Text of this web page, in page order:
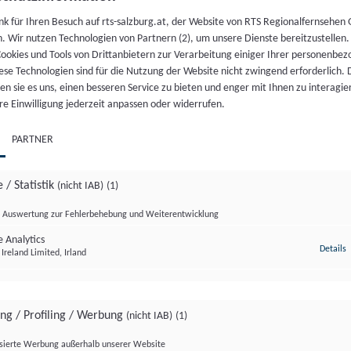
S2/Folge3
Oberösterreich
Rundumadum S2/Folge 3
06.
August 2026
05.08.2026
für Ihren Besuch auf rts-salzburg.at, der Website von RTS Regionalfernsehen
Wir nutzen Technologien von Partnern (2), um unsere Dienste bereitzustellen.
und Tools von Drittanbietern zur Verarbeitung einiger Ihrer
Technologien sind für die Nutzung der Website nicht zwingend erforderlich.
sie es uns, einen besseren Service zu bieten und enger mit Ihnen zu
Einwilligung jederzeit anpassen oder widerrufen.
PARTNER
/ Statistik (nicht IAB) (1)
Auswertung zur Fehlerbehebung und Weiterentwicklung
Analytics
Ireland Limited, Irland Details
/ Profiling / Werbung (nicht IAB) (1)
Werbung außerhalb unserer Website